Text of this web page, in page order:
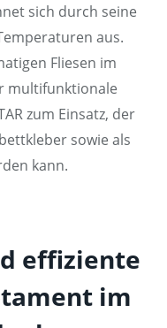
sich durch seine
aus.
Fliesen im
multifunktionale
zum Einsatz, der
sowie als
kann.
effiziente
im